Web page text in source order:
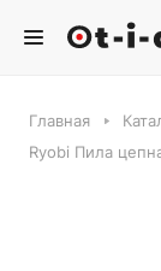
Главная
Ryobi Пила